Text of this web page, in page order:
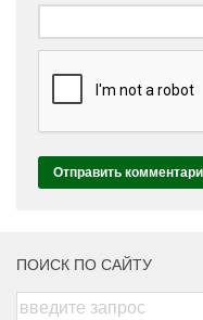
ПОИСК ПО САЙТУ